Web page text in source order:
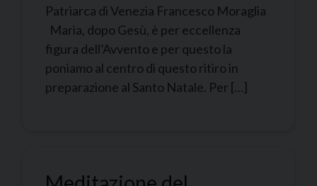
Patriarca di Venezia Francesco Moraglia
Maria, dopo Gesù, è per eccellenza
figura dell’Avvento e per questo la
poniamo al centro di questo ritiro in
preparazione al Santo Natale. Per […]